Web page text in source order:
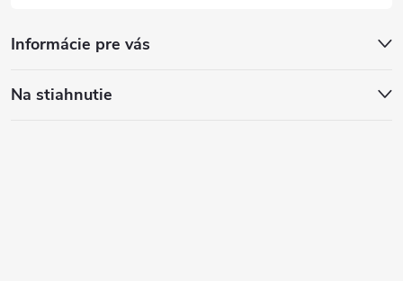
Informácie pre vás
Na stiahnutie